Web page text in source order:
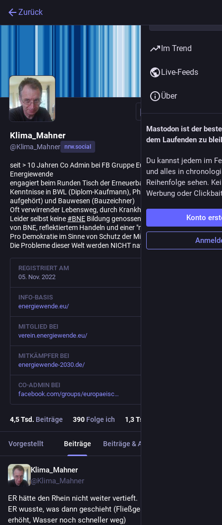
Zurück
Folgen
Klima_Mahner
@Klima_Mahner nrw.social
seit > 10 Jahren Co Admin bei FB Gruppe Europäische
Energiewende
engagiert beim Runden Tisch der Erneuerbaren
Kenntnisse in BWL (Diplom-Kaufmann), Physik (Vordiplom, 1986
aufgehört) und Bauwesen (Bauzeichner)
Oft verwirrender Lebensweg, durch Krankheit (MS) bedingt.
Leider selbst keine#BNE Bildung genossen - daher heute ein Fan
von BNE, reflektiertem Handeln und einer "neuen" Bildung.
Pro Demokratie im Sinne von Schutz der Minderheiten.
Die Probleme dieser Welt werden NICHT national gelöst.
REGISTRIERT AM
05. Nov. 2022
INFO-BASIS
energiewende.eu/
MITGLIED BEI
verein.energiewende.eu/
MITKÄMPFER BEI
energiewende-2030.de/
CO-ADMIN BEI
facebook.com/groups/europaeisc
4,5Tsd. Beiträge 390 Folge ich 1,3Tsd.
Vorgestellt Beiträge Beiträge & Antworten
Klima_Mahner
@Klima_Mahner
ER hätte den Rhein nicht weiter vertieft.
ER wusste, was dann geschieht (Fließgeschwindigkeit wird
erhöht, Wasser noch schneller weg)
Im Trend
Live-Feeds
Über
Mastodon ist der
dem Laufenden zu
Du kannst jedem im
und alles in
Reihenfolge sehen.
Werbung oder
Konto